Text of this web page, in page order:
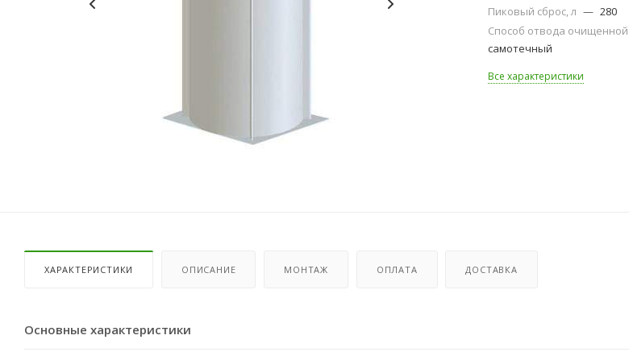
Пиковый сброс, л — 280
Способ отвода
самотечный
Все характеристики
ХАРАКТЕРИСТИКИ ОПИСАНИЕ МОНТАЖ ОПЛАТА ДОСТАВКА
Основные характеристики